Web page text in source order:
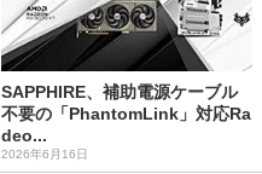
SAPPHIRE、補助電源ケーブル
不要の「PhantomLink」対応Ra
deo...
2026年6月16日